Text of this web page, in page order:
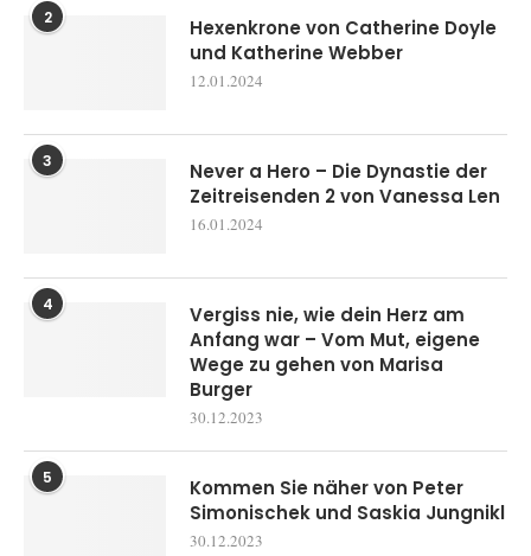
2
Hexenkrone von Catherine Doyle
und Katherine Webber
12.01.2024
3
Never a Hero – Die Dynastie der
Zeitreisenden 2 von Vanessa Len
16.01.2024
4
Vergiss nie, wie dein Herz am
Anfang war – Vom Mut, eigene
Wege zu gehen von Marisa
Burger
30.12.2023
5
Kommen Sie näher von Peter
Simonischek und Saskia Jungnikl
30.12.2023